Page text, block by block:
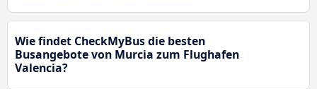
Wie findet CheckMyBus die besten
Busangebote von Murcia zum Flughafen
Valencia?